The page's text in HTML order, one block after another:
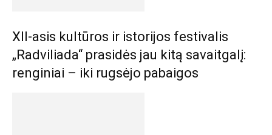
XII-asis kultūros ir istorijos festivalis
„Radviliada“ prasidės jau kitą savaitgalį:
renginiai – iki rugsėjo pabaigos